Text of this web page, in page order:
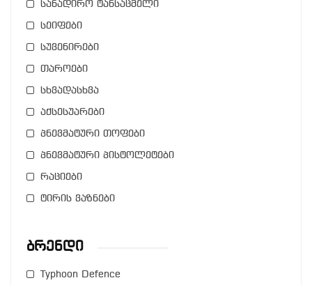
სანადირო ტანსაცმელი
სეიფები
სუვენირები
თაროები
სხვადასხვა
აქსესუარები
პნევმატური თოფები
პნევმატური პისტოლეტები
რაციები
ტირის ვაზნები
Ბრენდი
Typhoon Defence